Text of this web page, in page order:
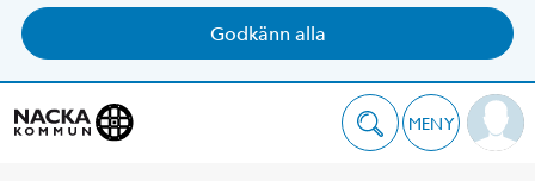
Godkänn alla
MENY